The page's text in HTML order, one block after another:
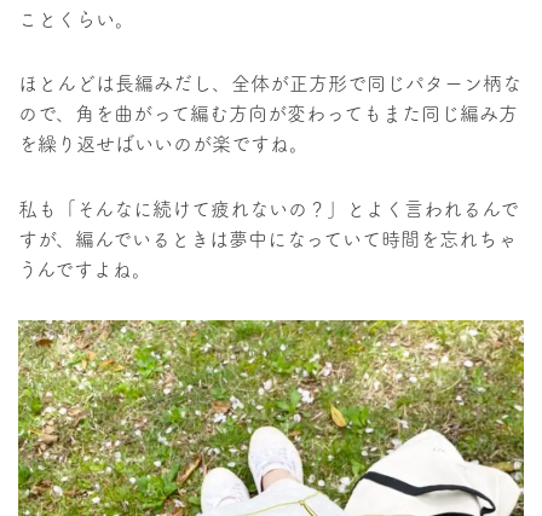
ことくらい。
ほとんどは長編みだし、全体が正方形で同じパターン柄な
ので、角を曲がって編む方向が変わってもまた同じ編み方
を繰り返せばいいのが楽ですね。
私も「そんなに続けて疲れないの？」とよく言われるんで
すが、編んでいるときは夢中になっていて時間を忘れちゃ
うんですよね。